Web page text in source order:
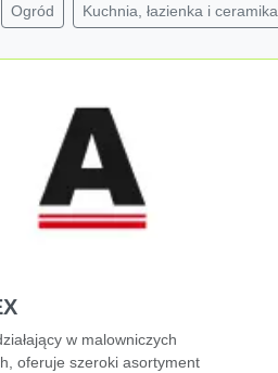
Ogród Kuchnia, łazienka i ceramika
w malowniczych
oferuje szeroki asortyment